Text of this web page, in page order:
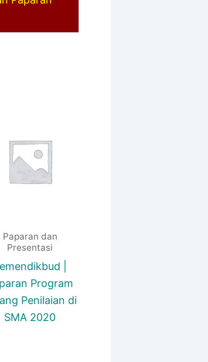
Paparan dan
Presentasi
|
Program
Penilaian di
SMA 2020